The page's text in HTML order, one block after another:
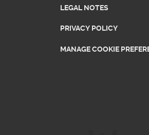
LEGAL NOTES
PRIVACY POLICY
MANAGE COOKIE